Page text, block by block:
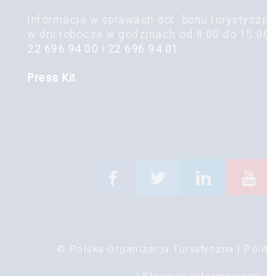
Informacje w sprawach dot. bonu
w dni robocze w godzinach od 8:00 do
22 696 94 00 i 22 696 94 01
Press Kit
© Polska Organizacja Turystyczna |